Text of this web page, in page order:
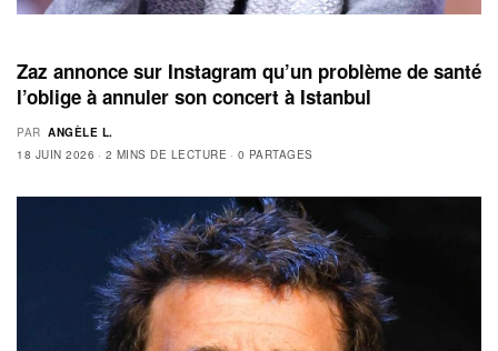
Zaz annonce sur Instagram qu’un problème de santé
l’oblige à annuler son concert à Istanbul
PAR ANGÈLE L.
18 JUIN 2026
2 MINS DE LECTURE 0 PARTAGES